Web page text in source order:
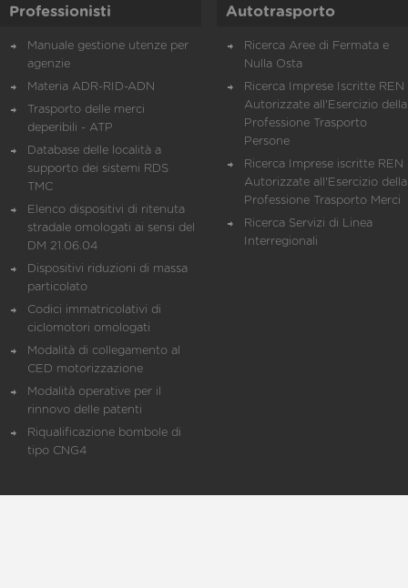
Professionisti
Manuale gestione utenze per
agenzie
Materia ADR-RID-ADN
Trasporto delle merci
deperibili - ATP
Database delle località a
supporto dei sistemi RDS
TMC
Elenco dispositivi di ritenuta
stradale omologati ai sensi del
DM 21.06.04
Dispositivi riduzioni di massa
particolato
Codici immatricolativi di
ciclomotori omologati
Modalità di collegamento al
CED motorizzazione
Modalità operative per il
rinnovo delle patenti
Riqualificazione bombole di
tipo CNG4
Autotrasporto
Ricerca Aree di Fermata e
Nulla Osta
Ricerca Imprese Iscritte REN
Autorizzate all'Esercizio della
Professione Trasporto
Persone
Ricerca Imprese iscritte REN
Autorizzate all'Esercizio della
Professione Trasporto Merci
Ricerca Servizi di Linea
Interregionali